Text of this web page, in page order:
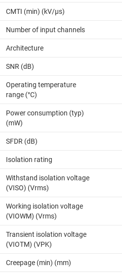
CMTI (min) (kV/µs)
Number of input channels
Architecture
SNR (dB)
Operating temperature
range (°C)
Power consumption (typ)
(mW)
SFDR (dB)
Isolation rating
Withstand isolation voltage
(VISO) (Vrms)
Working isolation voltage
(VIOWM) (Vrms)
Transient isolation voltage
(VIOTM) (VPK)
Creepage (min) (mm)